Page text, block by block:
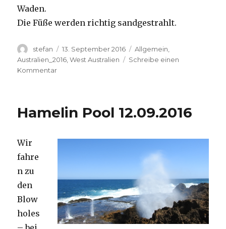
Waden.
Die Füße werden richtig sandgestrahlt.
Autor
stefan
Veröffentlicht
am
13. September 2016 Kategorien
Allgemein
Australien_2016 ,West Australien
Schreibe einen
Kommentarzu
Hamelin Pool 12.09.2016
Wir
fahre
n zu
den
Blow
holes